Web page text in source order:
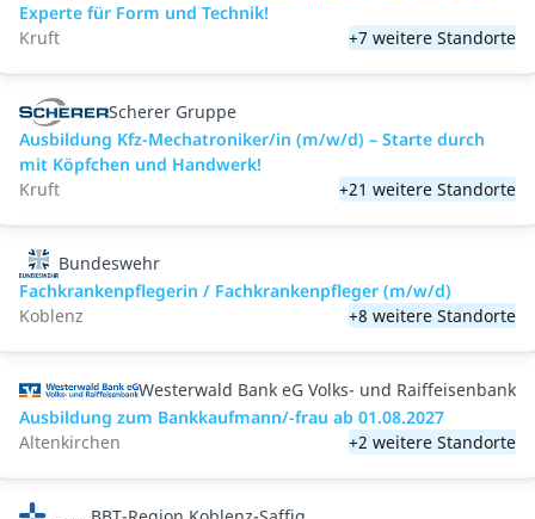
Experte für Form und Technik!
Kruft
+7 weitere Standorte
Scherer Gruppe
Ausbildung Kfz-Mechatroniker/in (m/w/d) – Starte durch
mit Köpfchen und Handwerk!
Kruft
+21 weitere Standorte
Bundeswehr
Fachkrankenpflegerin / Fachkrankenpfleger (m/w/d)
Koblenz
+8 weitere Standorte
Westerwald Bank eG Volks- und Raiffeisenbank
Ausbildung zum Bankkaufmann/-frau ab 01.08.2027
Altenkirchen
+2 weitere Standorte